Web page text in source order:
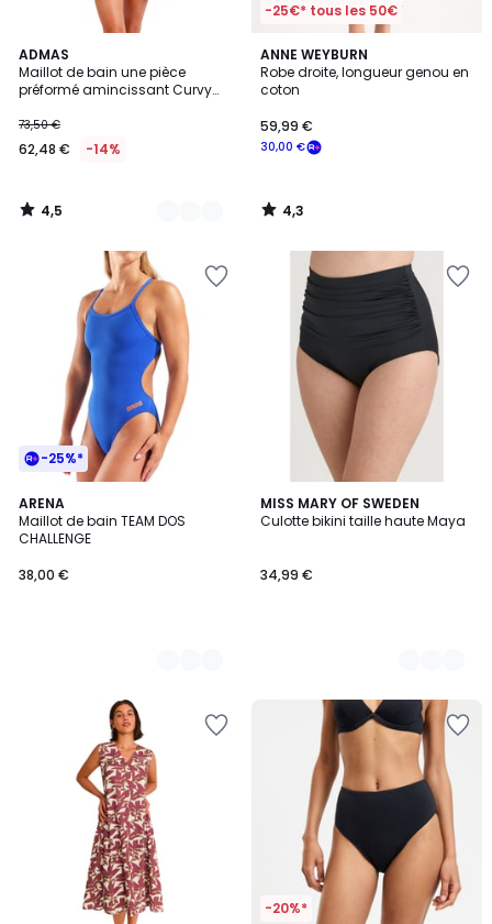
ADMAS
Maillot de bain une pièce
préformé amincissant Curvy
73,50 €
62,48 € -14%
4,5
/ 5
2
Couleurs
4,5
/
-25€* tous les 50€
ANNE WEYBURN
Robe droite, longueur genou en
coton
30,00 €
59,99 €
4,3
/ 5
4,3
/
-25%*
ARENA
Maillot de bain TEAM DOS
CHALLENGE
38,00 €
3
Couleurs
MISS MARY OF SWEDEN
Culotte bikini taille haute Maya
34,99 €
3
Couleurs
-20%*